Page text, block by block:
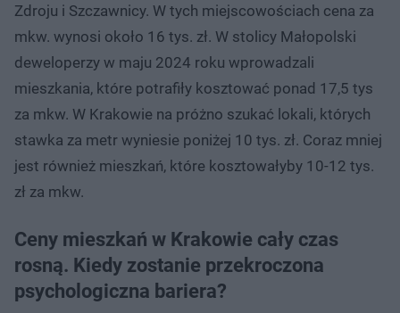
Zdroju i Szczawnicy. W tych miejscowościach cena za
mkw. wynosi około 16 tys. zł. W stolicy Małopolski
deweloperzy w maju 2024 roku wprowadzali
mieszkania, które potrafiły kosztować ponad 17,5 tys
za mkw. W Krakowie na próżno szukać lokali, których
stawka za metr wyniesie poniżej 10 tys. zł. Coraz mniej
jest również mieszkań, które kosztowałyby 10-12 tys.
zł za mkw.
Ceny mieszkań w Krakowie cały czas
rosną. Kiedy zostanie przekroczona
psychologiczna bariera?